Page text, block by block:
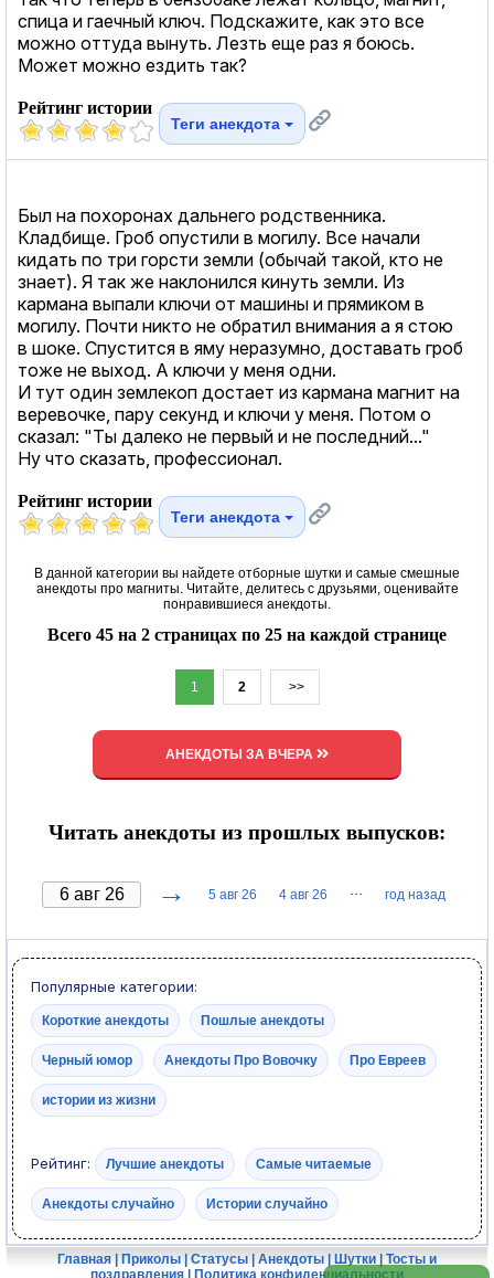
спица и гаечный ключ. Подскажите, как это все
можно оттуда вынуть. Лезть еще раз я боюсь.
Может можно ездить так?
Рейтинг истории
Теги анекдота
Был на похоронах дальнего родственника.
Кладбище. Гроб опустили в могилу. Все начали
кидать по три горсти земли (обычай такой, кто не
знает). Я так же наклонился кинуть земли. Из
кармана выпали ключи от машины и прямиком в
могилу. Почти никто не обратил внимания а я стою
в шоке. Спустится в яму неразумно, доставать гроб
тоже не выход. А ключи у меня одни.
И тут один землекоп достает из кармана магнит на
веревочке, пару секунд и ключи у меня. Потом о
сказал: "Ты далеко не первый и не последний..."
Ну что сказать, профессионал.
Рейтинг истории
Теги анекдота
В данной категории вы найдете отборные шутки и самые смешные
анекдоты про магниты. Читайте, делитесь с друзьями, оценивайте
понравившиеся анекдоты.
Всего 45 на 2 страницах по 25 на каждой странице
1 2 >>
АНЕКДОТЫ ЗА ВЧЕРА
Читать анекдоты из прошлых выпусков:
→ 5 авг 26 4 авг 26 ··· год назад
Популярные категории:
Короткие анекдоты Пошлые анекдоты
Черный юмор Анекдоты Про Вовочку Про Евреев
истории из жизни
Рейтинг: Лучшие анекдоты Самые читаемые
Анекдоты случайно Истории случайно
Главная | Приколы | Статусы | Анекдоты | Шутки | Тосты и
поздравления | Политика конфиденциальности